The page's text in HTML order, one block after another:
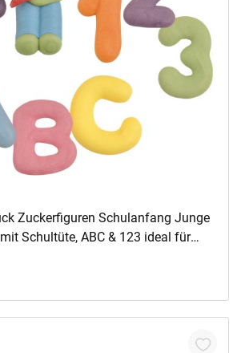
In den Warenkorb
Zuckerfiguren Schulanfang Junge
Schultüte, ABC & 123 ideal für